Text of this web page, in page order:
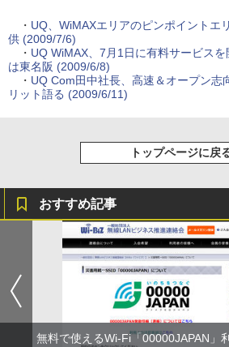
・ UQ、WiMAXエリアのピンポイントエ
供 (2009/7/6)
・ UQ WiMAX、7月1日に有料サービス
は東名阪 (2009/6/8)
・ UQ Com田中社長、高速＆オープン志
リット語る (2009/6/11)
トップページに戻
おすすめ記事
無料で使えるWi-Fi「00000JAPAN」